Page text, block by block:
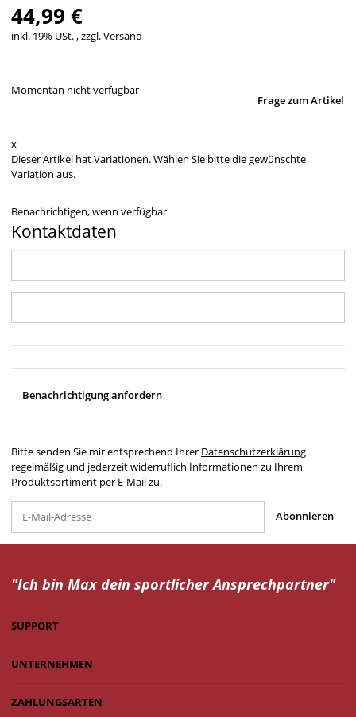
44,99 €
inkl. 19% USt. , zzgl.Versand
Momentan nicht verfügbar
Frage zum Artikel
x
Dieser Artikel hat Variationen. Wählen Sie bitte die gewünschte
Variation aus.
Benachrichtigen, wenn verfügbar
Kontaktdaten
Benachrichtigung anfordern
Bitte senden Sie mir entsprechend Ihrer Datenschutzerklärung
regelmäßig und jederzeit widerruflich Informationen zu Ihrem
Produktsortiment per E-Mail zu.
Abonnieren
"Ich bin Max dein sportlicher Ansprechpartner"
SUPPORT
UNTERNEHMEN
ZAHLUNGSARTEN